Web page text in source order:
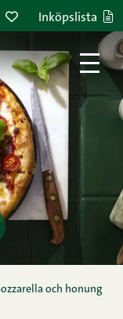
Inköpslista